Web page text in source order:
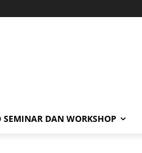
SEMINAR DAN WORKSHOP